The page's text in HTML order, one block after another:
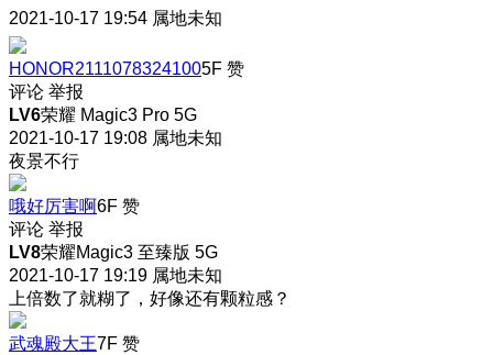
2021-10-17 19:54 属地未知
HONOR21110783241005F 赞
评论 举报
LV6荣耀 Magic3 Pro 5G
2021-10-17 19:08 属地未知
夜景不行
哦好厉害啊6F 赞
评论 举报
LV8荣耀Magic3 至臻版 5G
2021-10-17 19:19 属地未知
上倍数了就糊了，好像还有颗粒感？
武魂殿大王7F 赞